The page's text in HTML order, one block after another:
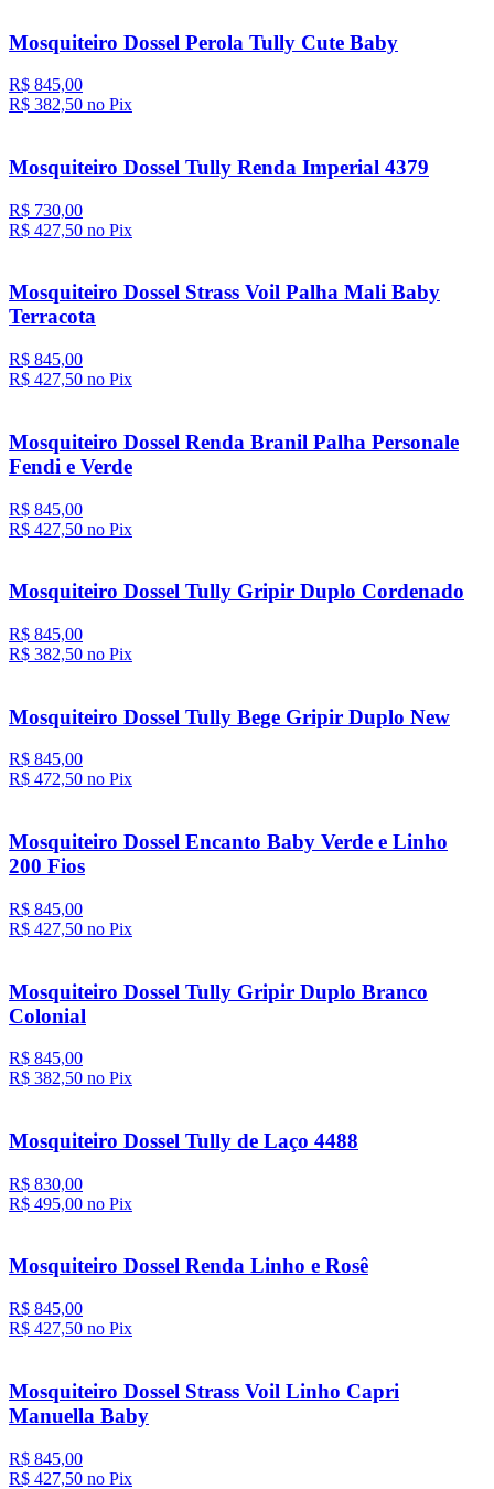
Mosquiteiro Dossel Perola Tully Cute Baby
R$ 845,00
R$ 382,50 no Pix
Mosquiteiro Dossel Tully Renda Imperial 4379
R$ 730,00
R$ 427,50 no Pix
Mosquiteiro Dossel Strass Voil Palha Mali Baby
Terracota
R$ 845,00
R$ 427,50 no Pix
Mosquiteiro Dossel Renda Branil Palha Personale
Fendi e Verde
R$ 845,00
R$ 427,50 no Pix
Mosquiteiro Dossel Tully Gripir Duplo Cordenado
R$ 845,00
R$ 382,50 no Pix
Mosquiteiro Dossel Tully Bege Gripir Duplo New
R$ 845,00
R$ 472,50 no Pix
Mosquiteiro Dossel Encanto Baby Verde e Linho
200 Fios
R$ 845,00
R$ 427,50 no Pix
Mosquiteiro Dossel Tully Gripir Duplo Branco
Colonial
R$ 845,00
R$ 382,50 no Pix
Mosquiteiro Dossel Tully de Laço 4488
R$ 830,00
R$ 495,00 no Pix
Mosquiteiro Dossel Renda Linho e Rosê
R$ 845,00
R$ 427,50 no Pix
Mosquiteiro Dossel Strass Voil Linho Capri
Manuella Baby
R$ 845,00
R$ 427,50 no Pix